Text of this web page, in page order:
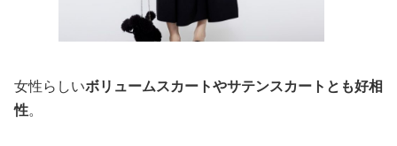
女性らしいボリュームスカートやサテンスカートとも好相
性。